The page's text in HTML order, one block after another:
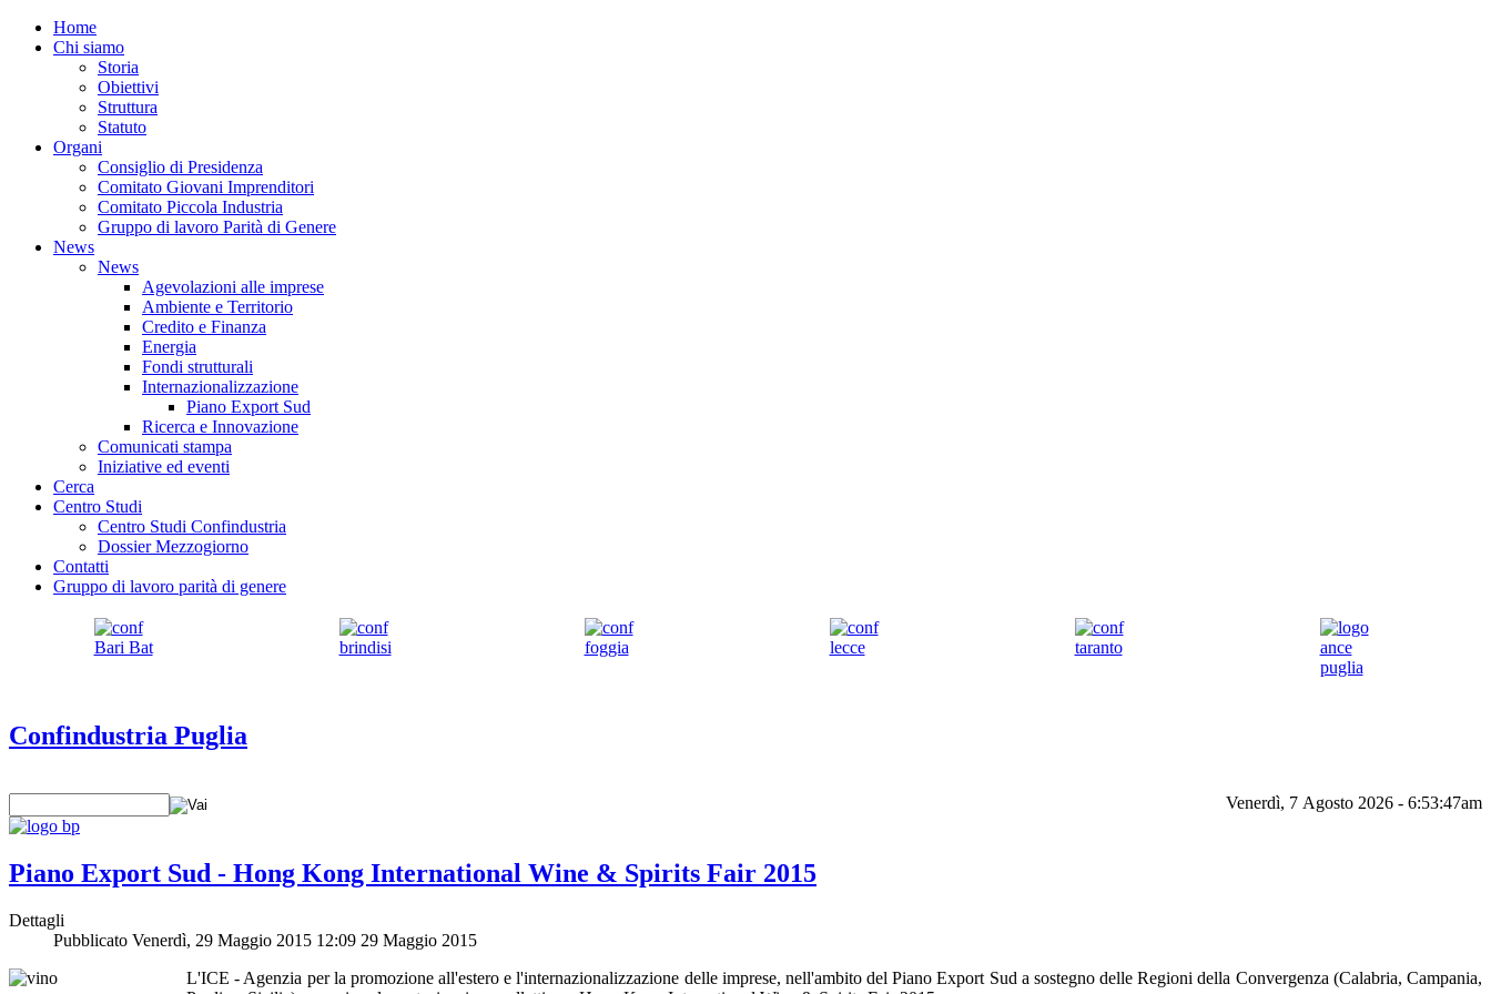
Home
Chi siamo
Storia
Obiettivi
Struttura
Statuto
Organi
Consiglio di Presidenza
Comitato Giovani Imprenditori
Comitato Piccola Industria
Gruppo di lavoro Parità di Genere
News
News
Agevolazioni alle imprese
Ambiente e Territorio
Credito e Finanza
Energia
Fondi strutturali
Internazionalizzazione
Piano Export Sud
Ricerca e Innovazione
Comunicati stampa
Iniziative ed eventi
Cerca
Centro Studi
Centro Studi Confindustria
Dossier Mezzogiorno
Contatti
Gruppo di lavoro parità di genere
Confindustria Puglia
Venerdì, 7 Agosto 2026 - 6:53:47am
Piano Export Sud - Hong Kong International Wine & Spirits Fair 2015
Dettagli
Pubblicato Venerdì, 29 Maggio 2015 12:09 29 Maggio 2015
L'ICE - Agenzia per la promozione all'estero e l'internazionalizzazione delle imprese, nell'ambito del Piano Export Sud a sostegno delle Regioni della Convergenza (Calabria, Campania,